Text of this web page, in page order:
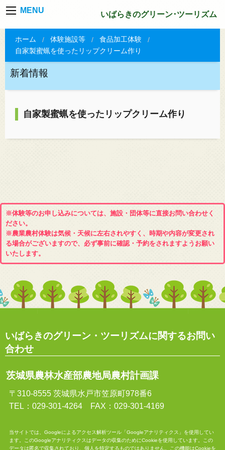
MENU いばらきのグリーン･ツーリズム
ホーム 体験施設等
食品加工体験
自家製蜜蝋を使ったリップクリーム作り
新着情報
自家製蜜蝋を使ったリップクリーム作り
※体験等のお申し込みについては、施設・団体等に直接お問い合わせく
ださい。
※農業農村体験は気候・天候に左右されやすく、時期や内容が変更され
る場合がございますので、必ず事前に確認・予約をされますようお願い
いたします。
いばらきのグリーン・ツーリズムに関するお問い
合わせ
茨城県農林水産部農地局農村計画課
〒310-8555 茨城県水戸市笠原町978番6
TEL：029-301-4264 FAX：029-301-4169
当サイトでは、Googleによるアクセス解析ツール「Googleアナリティクス」を使用してい
ます。このGoogleアナリティクスはデータの収集のためにCookieを使用しています。この
データは匿名で収集されており、個人を特定するものではありません。この機能はCookieを